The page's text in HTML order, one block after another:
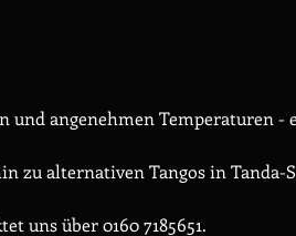
und angenehmen Temperaturen -
zu alternativen Tangos in Tanda-
uns über 0160 7185651.